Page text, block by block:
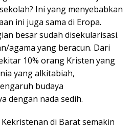
Ini yang menyebabkan
ini juga sama di Eropa.
besar sudah disekularisasi.
agama yang beracun. Dari
10% orang Kristen yang
yang alkitabiah,
budaya
dengan nada sedih.
di Barat semakin